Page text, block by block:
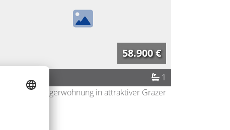
58.900 €
19 m²
1
Kompakte Anlegerwohnung in attraktiver Grazer